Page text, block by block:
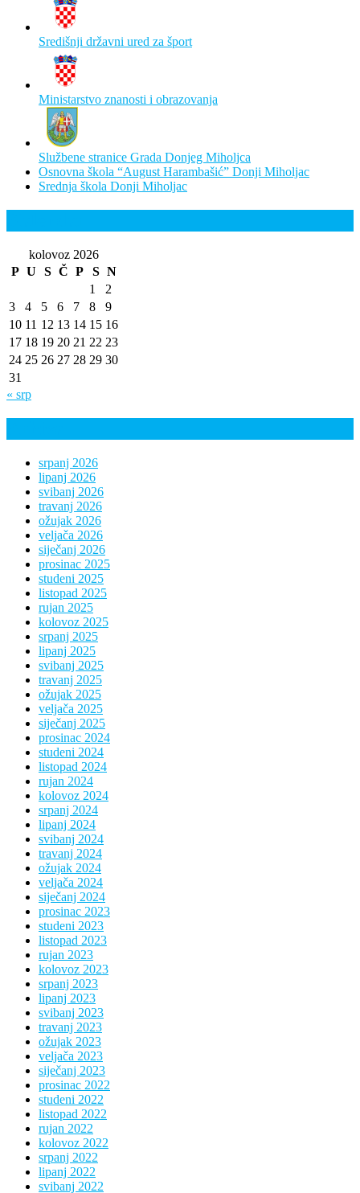
Središnji državni ured za šport
Ministarstvo znanosti i obrazovanja
Službene stranice Grada Donjeg Miholjca
Osnovna škola “August Harambašić” Donji Miholjac
Srednja škola Donji Miholjac
kolovoz 2026
P U S Č P S N
1
2
3
4 5 6 7 8
9
10 11 12 13 14 15 16
17 18 19 20 21 22 23
24 25 26 27 28 29 30
31
« srp
srpanj 2026
lipanj 2026
svibanj 2026
travanj 2026
ožujak 2026
veljača 2026
siječanj 2026
prosinac 2025
studeni 2025
listopad 2025
rujan 2025
kolovoz 2025
srpanj 2025
lipanj 2025
svibanj 2025
travanj 2025
ožujak 2025
veljača 2025
siječanj 2025
prosinac 2024
studeni 2024
listopad 2024
rujan 2024
kolovoz 2024
srpanj 2024
lipanj 2024
svibanj 2024
travanj 2024
ožujak 2024
veljača 2024
siječanj 2024
prosinac 2023
studeni 2023
listopad 2023
rujan 2023
kolovoz 2023
srpanj 2023
lipanj 2023
svibanj 2023
travanj 2023
ožujak 2023
veljača 2023
siječanj 2023
prosinac 2022
studeni 2022
listopad 2022
rujan 2022
kolovoz 2022
srpanj 2022
lipanj 2022
svibanj 2022